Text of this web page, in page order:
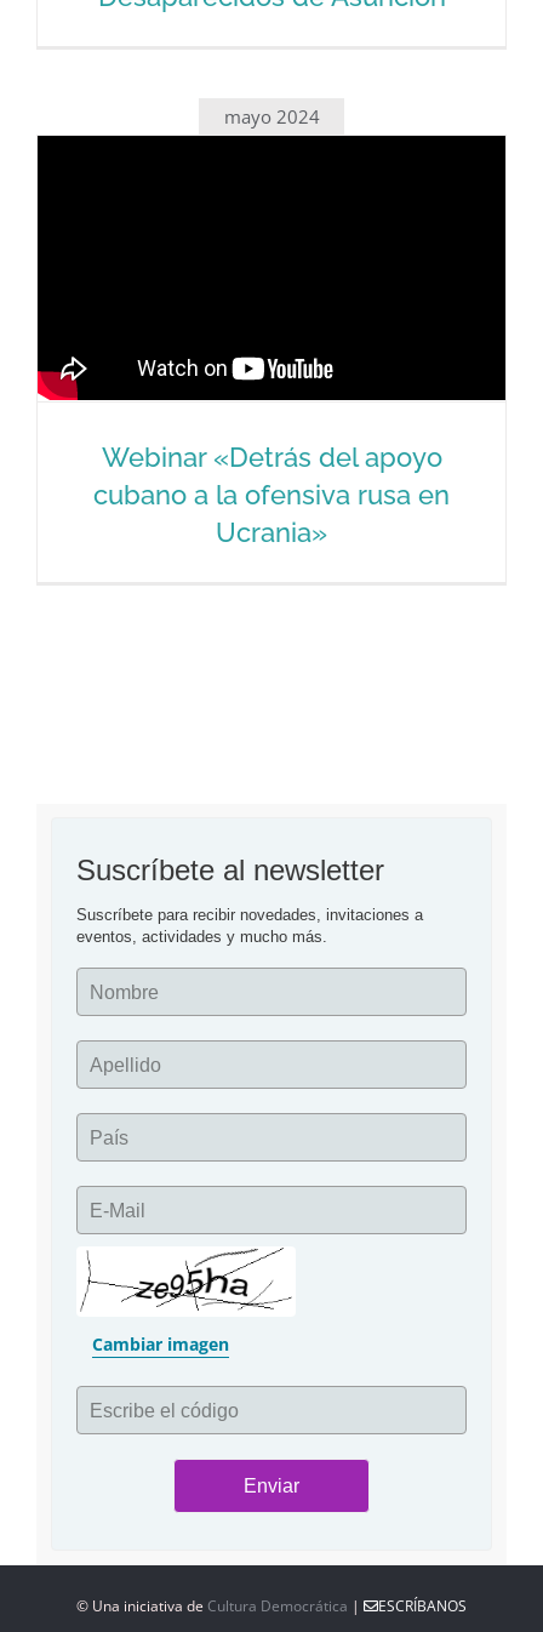
Internacional de las Naciones Unidas
mayo 2024
Webinar «Detrás del apoyo
cubano a la ofensiva rusa en
Ucrania»
Suscríbete al newsletter
Suscríbete para recibir novedades, invitaciones a
eventos, actividades y mucho más.
Nombre
Apellido
País
E-Mail
Cambiar imagen
Escribe el código
© Una iniciativa de Cultura Democrática | ESCRÍBANOS